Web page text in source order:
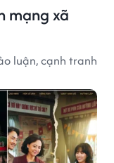
mạng xã
luận, cạnh tranh